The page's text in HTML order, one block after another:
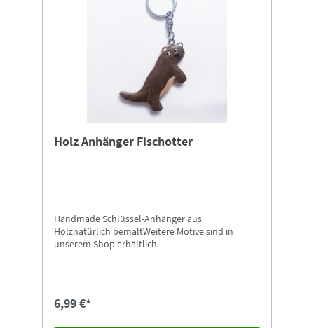
Holz Anhänger Fischotter
Handmade Schlüssel-Anhänger aus
Holznatürlich bemaltWeitere Motive sind in
unserem Shop erhältlich.
6,99 €*